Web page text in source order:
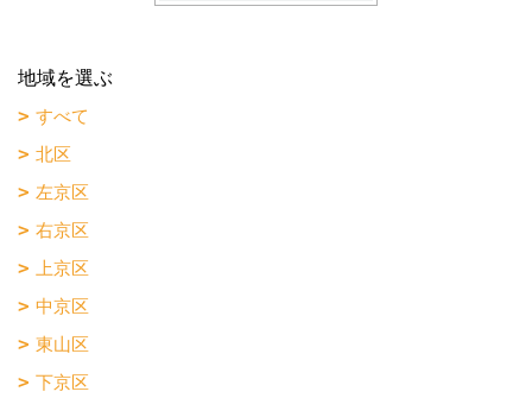
地域を選ぶ
すべて
北区
左京区
右京区
上京区
中京区
東山区
下京区